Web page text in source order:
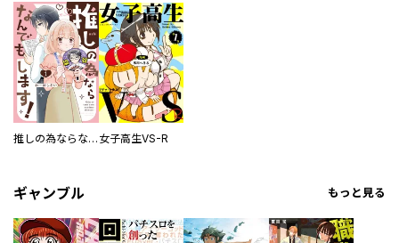
推しの為ならなんでもします！ 女子高生VS-R
ギャンブル もっと見る